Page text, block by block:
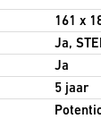
161 x
Ja,
Ja
5 jaar